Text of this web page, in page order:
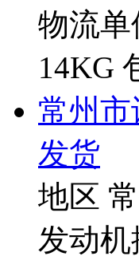
物流
14KG
常州
发货
地区
发动机